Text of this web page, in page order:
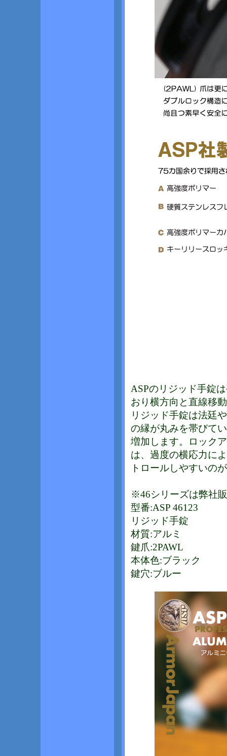
ASPのリジッド手錠
おり横方向と直線移
リジッド手錠は法廷
の縁が丸みを帯びて
増加します。ロック
は、過度の横応力に
トロールしやすいの
※46シリーズは弊社
型番:ASP 46123
リジッド手錠
材質:アルミ
鍵爪:2PAWL
本体色:ブラック
鍵穴:ブルー